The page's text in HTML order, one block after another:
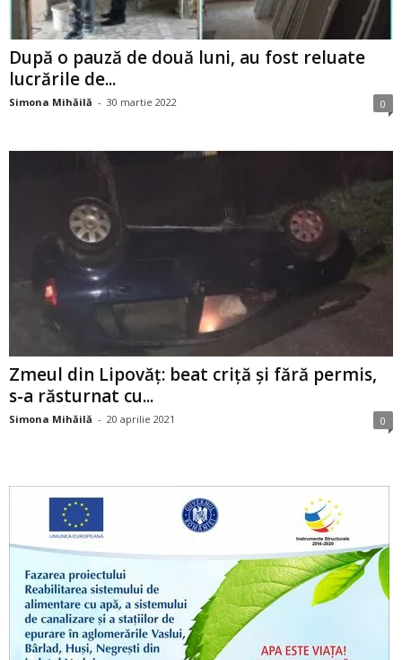
După o pauză de două luni, au fost reluate
lucrările de...
Simona Mihăilă - 30 martie 2022 0
Zmeul din Lipovăț: beat criță și fără permis,
s-a răsturnat cu...
Simona Mihăilă - 20 aprilie 2021 0